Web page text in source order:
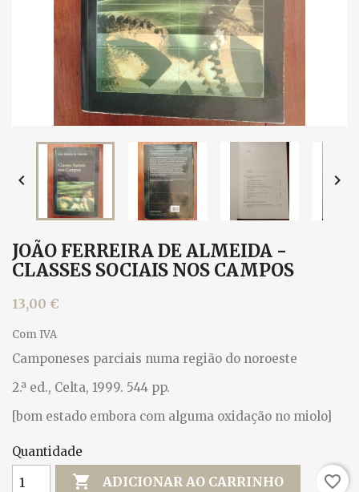
 
JOÃO FERREIRA DE ALMEIDA -
CLASSES SOCIAIS NOS CAMPOS
13,00 €
Com IVA
Camponeses parciais numa região do noroeste
2.ª ed., Celta, 1999. 544 pp.
[bom estado embora com alguma oxidação no miolo]
Quantidade
 ADICIONAR AO CARRINHO favorite_border